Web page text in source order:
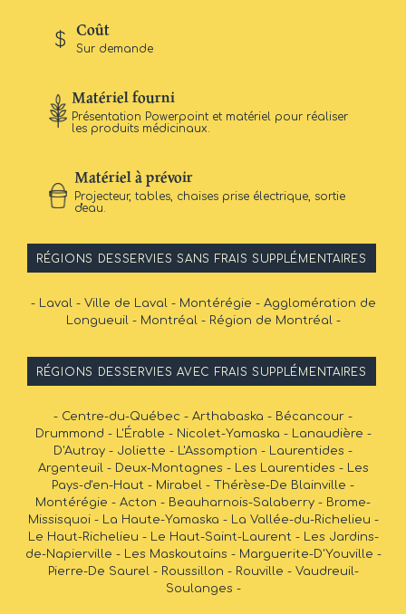
Coût
Sur demande
Matériel fourni
Présentation Powerpoint et matériel pour réaliser
les produits médicinaux.
Matériel à prévoir
Projecteur, tables, chaises prise électrique, sortie
d'eau.
RÉGIONS DESSERVIES SANS FRAIS SUPPLÉMENTAIRES
- Laval - Ville de Laval - Montérégie - Agglomération de
Longueuil - Montréal - Région de Montréal -
RÉGIONS DESSERVIES AVEC FRAIS SUPPLÉMENTAIRES
- Centre-du-Québec - Arthabaska - Bécancour -
Drummond - L'Érable - Nicolet-Yamaska - Lanaudière -
D'Autray - Joliette - L'Assomption - Laurentides -
Argenteuil - Deux-Montagnes - Les Laurentides - Les
Pays-d'en-Haut - Mirabel - Thérèse-De Blainville -
Montérégie - Acton - Beauharnois-Salaberry - Brome-
Missisquoi - La Haute-Yamaska - La Vallée-du-Richelieu -
Le Haut-Richelieu - Le Haut-Saint-Laurent - Les Jardins-
de-Napierville - Les Maskoutains - Marguerite-D'Youville -
Pierre-De Saurel - Roussillon - Rouville - Vaudreuil-
Soulanges -